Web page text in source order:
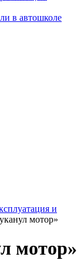
в автошколе
и
мотор»
мотор»